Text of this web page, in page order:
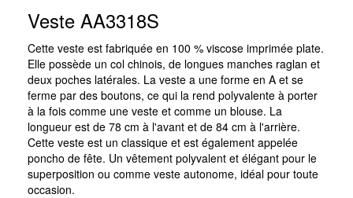
Veste AA3318S
Cette veste est fabriquée en 100 % viscose imprimée plate.
Elle possède un col chinois, de longues manches raglan et
deux poches latérales. La veste a une forme en A et se
ferme par des boutons, ce qui la rend polyvalente à porter
à la fois comme une veste et comme un blouse. La
longueur est de 78 cm à l'avant et de 84 cm à l'arrière.
Cette veste est un classique et est également appelée
poncho de fête. Un vêtement polyvalent et élégant pour le
superposition ou comme veste autonome, idéal pour toute
occasion.